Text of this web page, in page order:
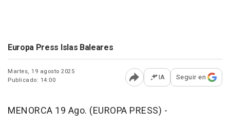
Europa Press Islas Baleares
Martes, 19 agosto 2025
Publicado: 14:00
Abrir opciones para
IA Seguir en
MENORCA 19 Ago. (EUROPA PRESS) -